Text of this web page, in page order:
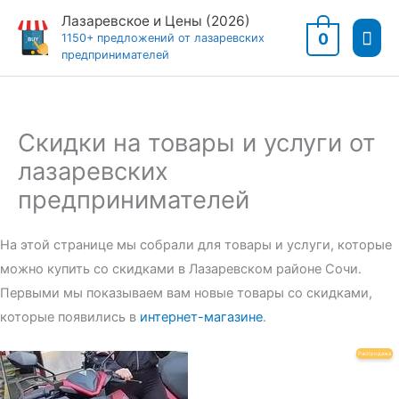
содержимому
Лазаревское и Цены (2026)
1150+ предложений от лазаревских
предпринимателей
0
Скидки на товары и услуги от
лазаревских
предпринимателей
На этой странице мы собрали для товары и услуги, которые
можно купить со скидками в Лазаревском районе Сочи.
Первыми мы показываем вам новые товары со скидками,
которые появились в интернет-магазине.
Распродажа